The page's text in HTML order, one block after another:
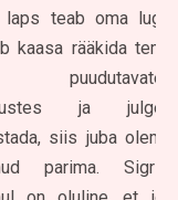
laps teab oma lugu,
kaasa rääkida tema
puudutavates
ja julgeb
siis juba oleme
parima. Sigridi